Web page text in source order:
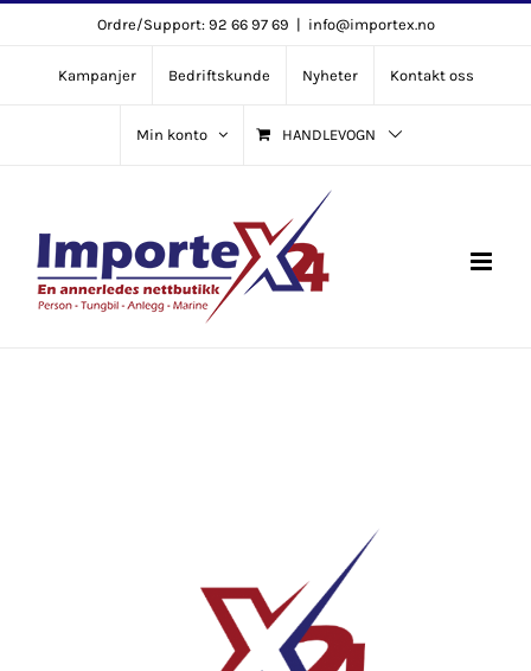
content
Ordre/Support: 92 66 97 69 | info@importex.no
Kampanjer Bedriftskunde Nyheter Kontakt oss
Min konto HANDLEVOGN